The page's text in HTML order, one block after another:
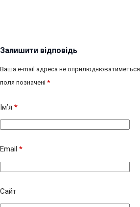
Залишити відповідь
Ваша e-mail адреса не оприлюднюватиметься.
поля позначені *
Ім’я *
Email *
Сайт